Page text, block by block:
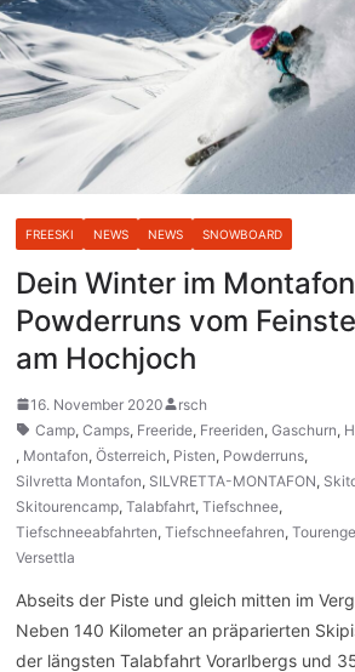
FREESKI NEWS NEWS SNOWBOARD
Dein Winter im
Powderruns vom
am Hochjoch
16. November 2020
rsch
Camp, Camps, Freeride, Freeriden, Gaschurn,
, Montafon, Österreich, Pisten, Powderruns,
Silvretta Montafon, SILVRETTA-MONTAFON,
Skitourencamp, Talabfahrt, Tiefschnee,
Tiefschneeabfahrten, Tiefschneefahren,
Versettla
Abseits der Piste und gleich mitten im
Neben 140 Kilometer an präparierten
der längsten Talabfahrt Vorarlbergs und